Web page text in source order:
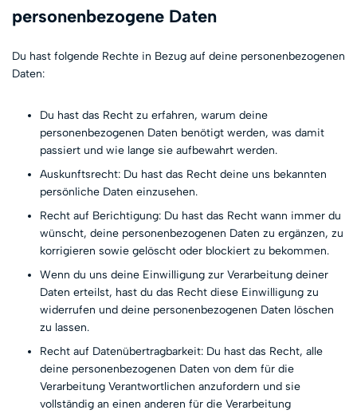
personenbezogene Daten
Du hast folgende Rechte in Bezug auf deine personenbezogenen
Daten:
Du hast das Recht zu erfahren, warum deine
personenbezogenen Daten benötigt werden, was damit
passiert und wie lange sie aufbewahrt werden.
Auskunftsrecht: Du hast das Recht deine uns bekannten
persönliche Daten einzusehen.
Recht auf Berichtigung: Du hast das Recht wann immer du
wünscht, deine personenbezogenen Daten zu ergänzen, zu
korrigieren sowie gelöscht oder blockiert zu bekommen.
Wenn du uns deine Einwilligung zur Verarbeitung deiner
Daten erteilst, hast du das Recht diese Einwilligung zu
widerrufen und deine personenbezogenen Daten löschen
zu lassen.
Recht auf Datenübertragbarkeit: Du hast das Recht, alle
deine personenbezogenen Daten von dem für die
Verarbeitung Verantwortlichen anzufordern und sie
vollständig an einen anderen für die Verarbeitung